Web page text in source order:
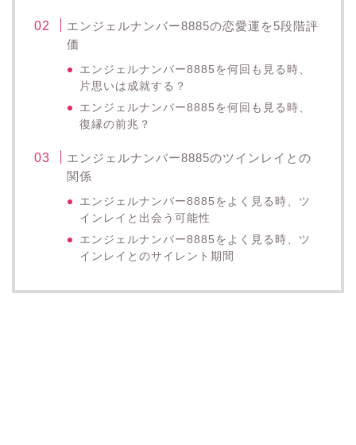
エンジェルナンバー8885の恋愛運を5段階評
価
エンジェルナンバー8885を何回も見る時、
片思いは成就する？
エンジェルナンバー8885を何回も見る時、
復縁の前兆？
エンジェルナンバー8885のツインレイとの
関係
エンジェルナンバー8885をよく見る時、ツ
インレイと出会う可能性
エンジェルナンバー8885をよく見る時、ツ
インレイとのサイレント期間